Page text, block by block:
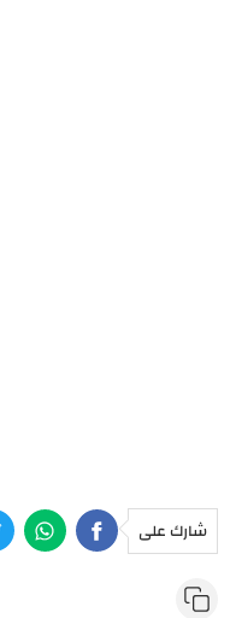
شارك على